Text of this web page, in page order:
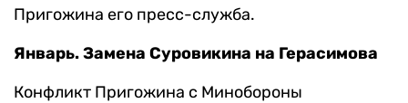
Пригожина его пресс-служба.
Январь. Замена Суровикина на Герасимова
Конфликт Пригожина с Минобороны